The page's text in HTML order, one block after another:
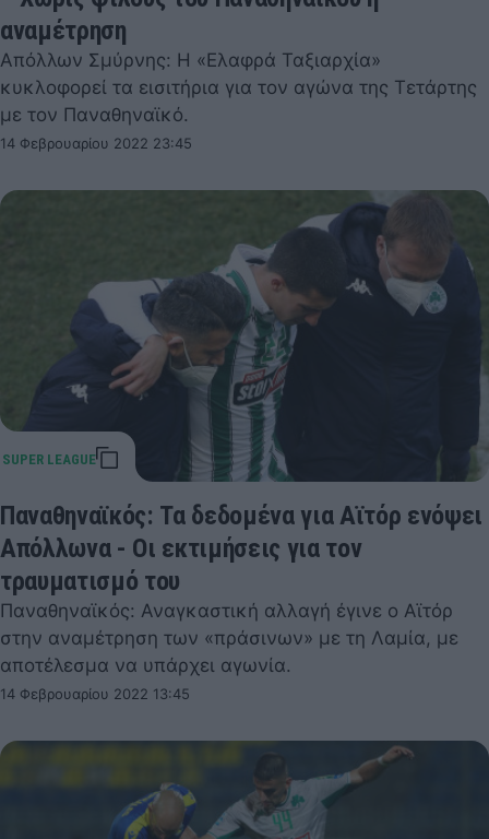
αναμέτρηση
Απόλλων Σμύρνης: Η «Ελαφρά Ταξιαρχία»
κυκλοφορεί τα εισιτήρια για τον αγώνα της Τετάρτης
με τον Παναθηναϊκό.
14 Φεβρουαρίου 2022 23:45
Παναθηναϊκός: Τα δεδομένα για Αϊτόρ ενόψει
Απόλλωνα - Οι εκτιμήσεις για τον
τραυματισμό του
Παναθηναϊκός: Αναγκαστική αλλαγή έγινε ο Αϊτόρ
στην αναμέτρηση των «πράσινων» με τη Λαμία, με
αποτέλεσμα να υπάρχει αγωνία.
14 Φεβρουαρίου 2022 13:45